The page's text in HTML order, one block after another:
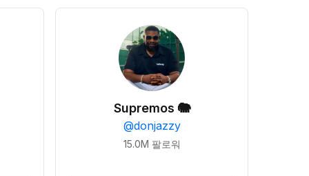
Supremos 🐘
@donjazzy
15.0M 팔로워